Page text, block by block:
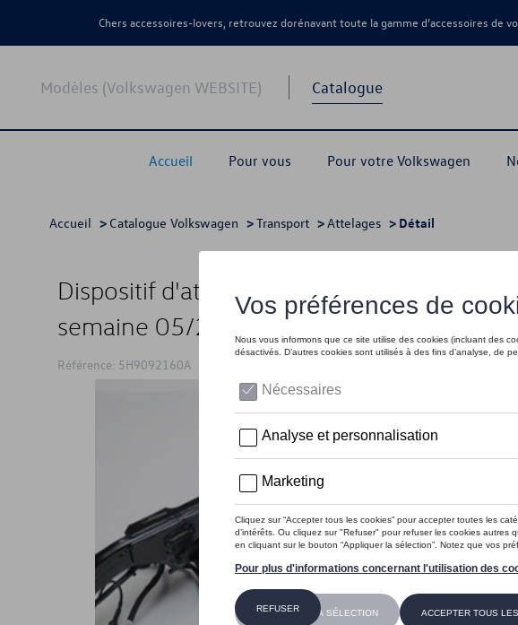
Chers accessoires-lovers, retrouvez dorénavant toute la gamme d’accessoires de
Modèles (Volkswagen WEBSITE) Catalogue
Accueil Pour vous Pour votre Volkswagen
Accueil > Catalogue Volkswagen >Transport >Attelages > Détail
Dispositif d'attelage (kit), pivotant, kit de
semaine 05/2022
Référence: 5H9092160A